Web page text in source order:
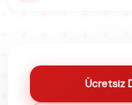
Ücretsiz